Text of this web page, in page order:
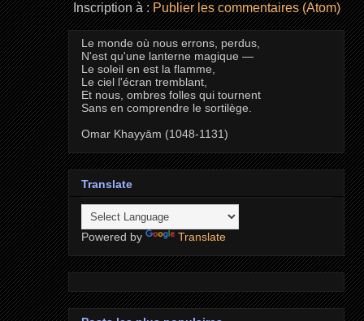
Inscription à :Publier les commentaires (Atom)
Le monde où nous errons, perdus,
N'est qu'une lanterne magique —
Le soleil en est la flamme,
Le ciel l'écran tremblant,
Et nous, ombres folles qui tournent
Sans en comprendre le sortilège.
Omar Khayyām (1048-1131)
Translate
Powered by Translate